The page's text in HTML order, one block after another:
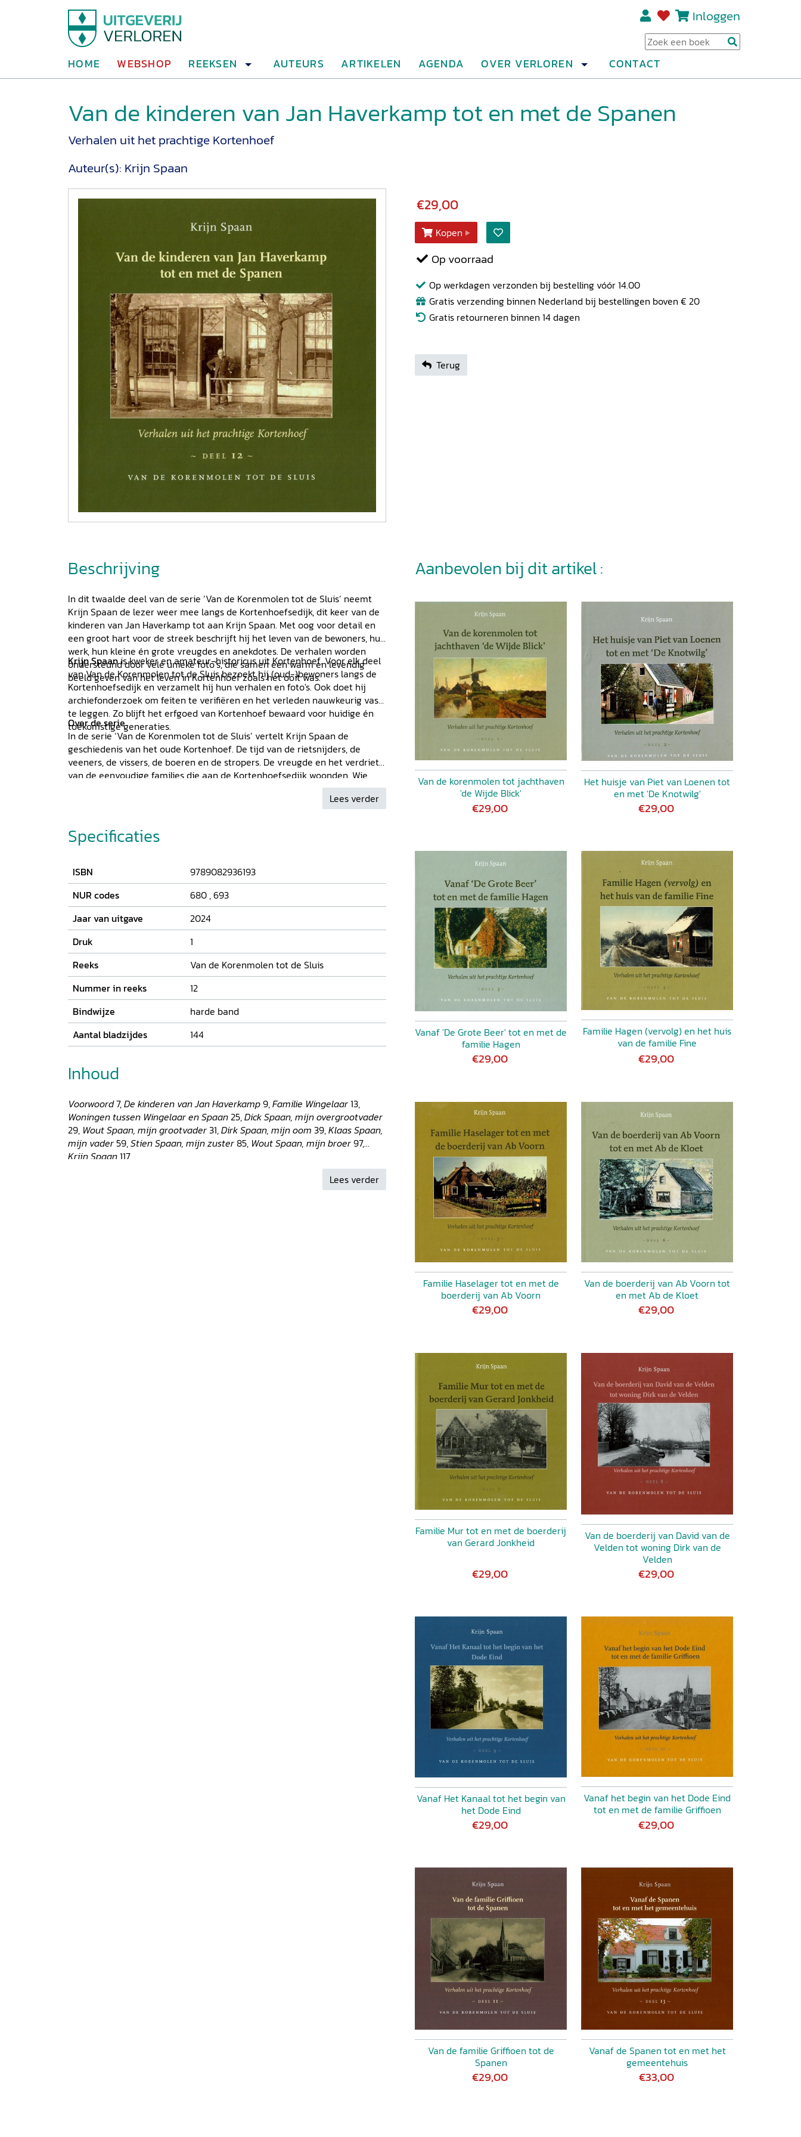
Inloggen
HOME WEBSHOP REEKSEN AUTEURS ARTIKELEN AGENDA OVER VERLOREN CONTACT
Van de kinderen van Jan Haverkamp tot en met de Spanen
Verhalen uit het prachtige Kortenhoef
Auteur(s): Krijn Spaan
€29,00
Kopen
Op voorraad
Op werkdagen verzonden bij bestelling vóór 14.00
Gratis verzending binnen Nederland bij bestellingen boven € 20
Gratis retourneren binnen 14 dagen
Terug
Beschrijving
In dit twaalde deel van de serie ‘Van de Korenmolen tot de Sluis’ neemt
Krijn Spaan de lezer weer mee langs de Kortenhoefsedijk, dit keer van de
kinderen van Jan Haverkamp tot aan Krijn Spaan. Met oog voor detail en
een groot hart voor de streek beschrijft hij het leven van de bewoners, hun
werk, hun kleine én grote vreugdes en anekdotes. De verhalen worden
ondersteund door vele unieke foto’s, die samen een warm en levendig
beeld geven van het leven in Kortenhoef zoals het ooit was.
Krijn Spaanis kweker en amateur-historicus uit Kortenhoef. Voor elk deel
van Van de Korenmolen tot de Sluis bezoekt hij (oud-)bewoners langs de
Kortenhoefsedijk en verzamelt hij hun verhalen en foto's. Ook doet hij
archiefonderzoek om feiten te verifiëren en het verleden nauwkeurig vast
te leggen. Zo blijft het erfgoed van Kortenhoef bewaard voor huidige én
toekomstige generaties.
Over de serie
In de serie ‘Van de Korenmolen tot de Sluis’ vertelt Krijn Spaan de
geschiedenis van het oude Kortenhoef. De tijd van de rietsnijders, de
veeners, de vissers, de boeren en de stropers. De vreugde en het verdriet
van de eenvoudige families die aan de Kortenhoefsedijk woonden. Wie
kent ze niet: de families Van Loenen, De Kloet, Van de Velden, Hagen, Tuin
en Fine, namen die nu nog voortleven in Kortenhoef. Hij schrijft over de
ruigtsnijders, maar ook over burenruzies en voetballende dorpsgenoten.
Vele anekdotes en honderden foto’s illustreren de verhalen over het leven
Lees verder
Specificaties
ISBN
9789082936193
NUR codes
680 ,693
Jaar van uitgave
2024
Druk
1
Reeks
Van de Korenmolen tot de Sluis
Nummer in reeks
12
Bindwijze
harde band
Aantal bladzijdes
144
Inhoud
Voorwoord7,De kinderen van Jan Haverkamp9,Familie Wingelaar13,
Woningen tussen Wingelaar en Spaan25,Dick Spaan, mijn overgrootvader
29, Wout Spaan, mijn grootvader31,Dirk Spaan, mijn oom 39,Klaas Spaan,
mijn vader59,Stien Spaan, mijn zuster85, Wout Spaan, mijn broer97,
Krijn Spaan117
Lees verder
Aanbevolen bij dit artikel :
Van de korenmolen tot jachthaven
'de Wijde Blick'
€29,00
Het huisje van Piet van Loenen tot
en met 'De Knotwilg'
€29,00
Vanaf 'De Grote Beer' tot en met de
familie Hagen
€29,00
Familie Hagen (vervolg) en het huis
van de familie Fine
€29,00
Familie Haselager tot en met de
boerderij van Ab Voorn
€29,00
Van de boerderij van Ab Voorn tot
en met Ab de Kloet
€29,00
Familie Mur tot en met de boerderij
van Gerard Jonkheid
€29,00
Van de boerderij van David van de
Velden tot woning Dirk van de
Velden
€29,00
Vanaf Het Kanaal tot het begin van
het Dode Eind
€29,00
Vanaf het begin van het Dode Eind
tot en met de familie Griffioen
€29,00
Van de familie Griffioen tot de
Spanen
€29,00
Vanaf de Spanen tot en met het
gemeentehuis
€33,00